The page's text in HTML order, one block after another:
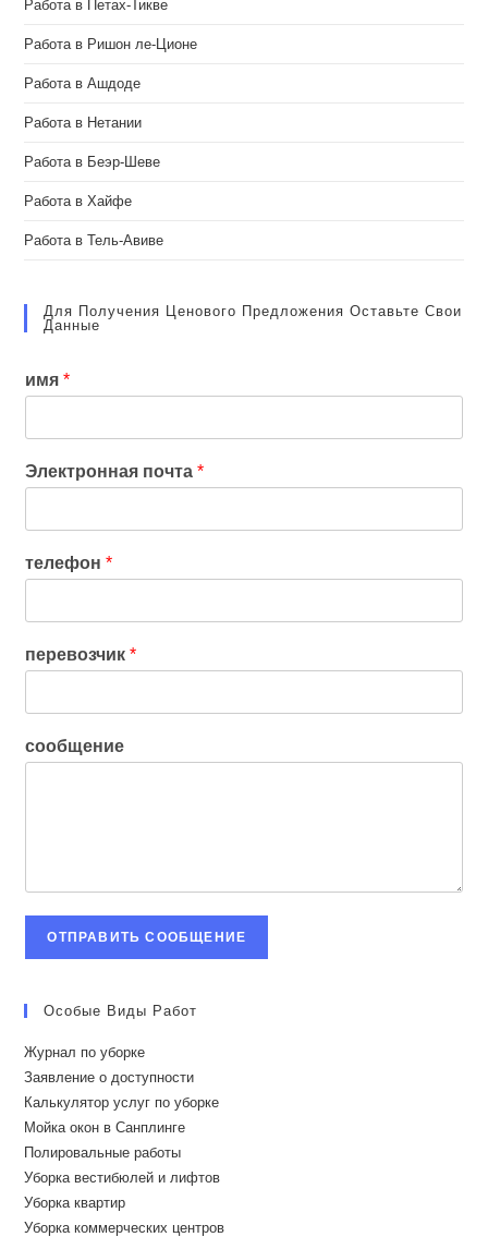
Работа в Петах-Тикве
Работа в Ришон ле-Ционе
Работа в Ашдоде
Работа в Нетании
Работа в Беэр-Шеве
Работа в Хайфе
Работа в Тель-Авиве
Для Получения Ценового Предложения Оставьте Свои
Данные
имя*
Электронная почта*
телефон*
перевозчик*
сообщение
ОТПРАВИТЬ СООБЩЕНИЕ
Особые Виды Работ
Журнал по уборке
Заявление о доступности
Калькулятор услуг по уборке
Мойка окон в Санплинге
Полировальные работы
Уборка вестибюлей и лифтов
Уборка квартир
Уборка коммерческих центров